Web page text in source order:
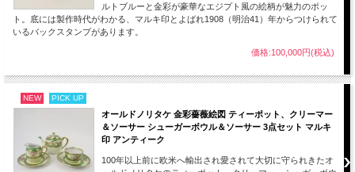
ルトブルーと金彩が豪華なエジプト風の絵柄が魅力のポッ
ト。底には製作時代がわかる、マルキ印とよばれ1908（明治41）年からつけられて
いるバックスタンプがあります。
価格:100,000円(税込)
NEW PICK UP
オールドノリタケ 金彩薔薇絵図 ティーポット、クリーマー
＆ソーサー シューガーボウル＆ソーサー 3点セット マルキ
印 アンティーク
100年以上前に欧米へ輸出され愛されて大切に守られきたオ